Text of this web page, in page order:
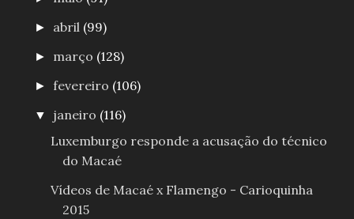
► abril (99)
► março (128)
►fevereiro (106)
▼ janeiro (116)
Luxemburgo responde a acusação do técnico
do Macaé
Vídeos de Macaé x Flamengo - Carioquinha
2015